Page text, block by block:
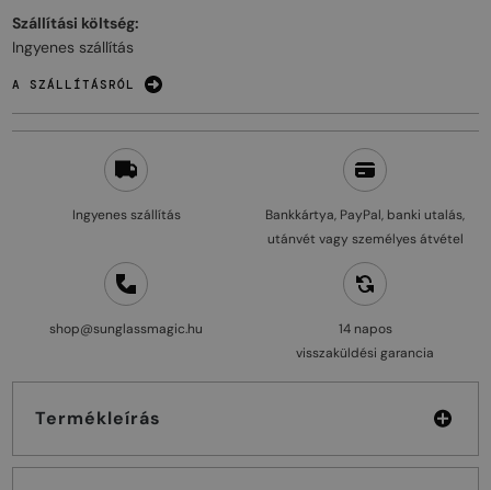
Ingyenes szállítás
Bankkártya, PayPal, banki utalás,
utánvét vagy személyes átvétel
shop@sunglassmagic.hu
14 napos
visszaküldési garancia
Termékleírás
Szállítási költség:
Ingyenes szállítás
A SZÁLLÍTÁSRÓL